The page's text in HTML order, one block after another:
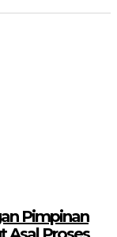
Pimpinan